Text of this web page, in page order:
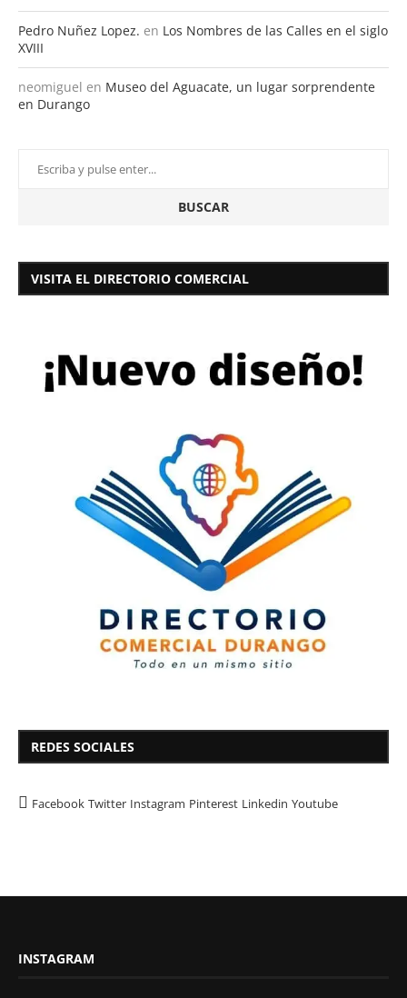
Pedro Nuñez Lopez. en Los Nombres de las Calles en el siglo
XVIII
neomiguel en Museo del Aguacate, un lugar sorprendente
en Durango
VISITA EL DIRECTORIO COMERCIAL
REDES SOCIALES
Facebook Twitter Instagram Pinterest Linkedin Youtube
INSTAGRAM